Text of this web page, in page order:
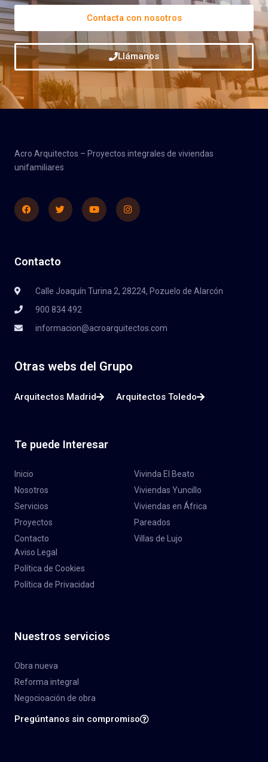
Contacta con nosotros
Llámanos
Acro Arquitectos – Proyectos integrales de viviendas
unifamiliares
FacebookTwitter YoutubeInstagram
Contacto
Calle Joaquín Turina 2, 28224, Pozuelo de Alarcón
900 834 492
informacion@acroarquitectos.com
Otras webs del Grupo
Arquitectos Madrid Arquitectos Toledo
Te puede Interesar
Inicio
Nosotros
Servicios
Proyectos
Contacto
Vivinda El Beato
Viviendas Yuncillo
Viviendas en África
Pareados
Villas de Lujo
Aviso Legal
Política de Cookies
Política de Privacidad
Nuestros servicios
Obra nueva
Reforma integral
Negocioación de obra
Pregúntanos sin compromiso